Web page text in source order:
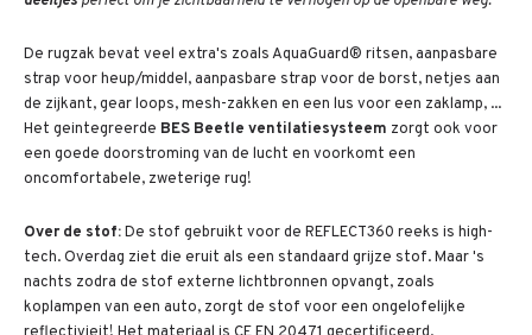
De rugzak bevat veel extra's zoals AquaGuard® ritsen, aanpasbare
strap voor heup/middel, aanpasbare strap voor de borst, netjes aan
de zijkant, gear loops, mesh-zakken en een lus voor een zaklamp, ...
Het geintegreerde BES Beetle ventilatiesysteem zorgt ook voor
een goede doorstroming van de lucht en voorkomt een
oncomfortabele, zweterige rug!
Over de stof:De stof gebruikt voor de REFLECT360 reeks is high-
tech. Overdag ziet die eruit als een standaard grijze stof. Maar 's
nachts zodra de stof externe lichtbronnen opvangt, zoals
koplampen van een auto, zorgt de stof voor een ongelofelijke